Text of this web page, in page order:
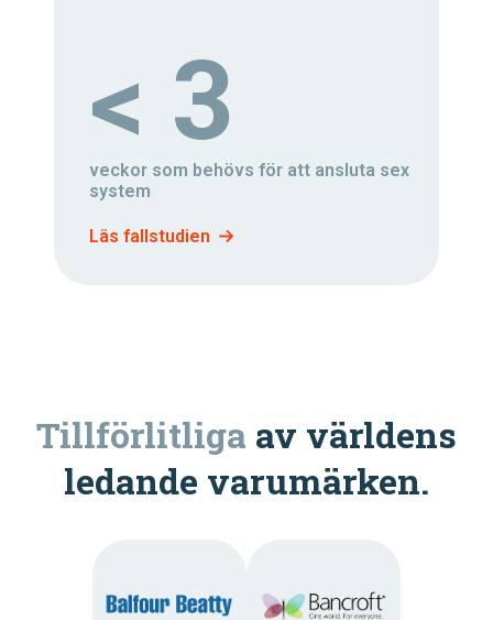
< 3
veckor som behövs för att ansluta sex
system
Läs fallstudien
Tillförlitliga av världens
ledande varumärken.